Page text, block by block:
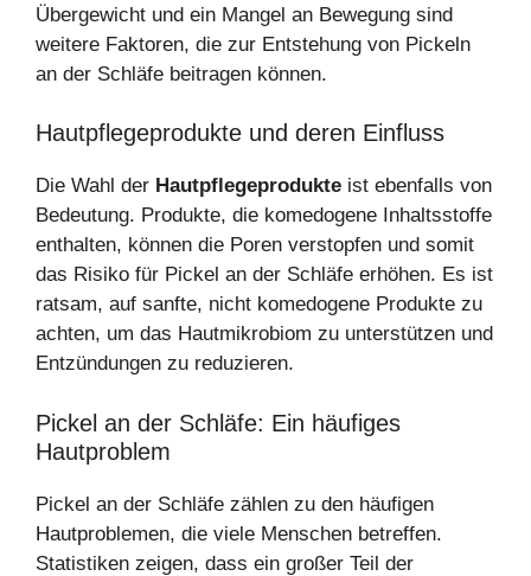
Übergewicht und ein Mangel an Bewegung sind
weitere Faktoren, die zur Entstehung von Pickeln
an der Schläfe beitragen können.
Hautpflegeprodukte und deren Einfluss
Die Wahl der Hautpflegeprodukte ist ebenfalls von
Bedeutung. Produkte, die komedogene Inhaltsstoffe
enthalten, können die Poren verstopfen und somit
das Risiko für Pickel an der Schläfe erhöhen. Es ist
ratsam, auf sanfte, nicht komedogene Produkte zu
achten, um das Hautmikrobiom zu unterstützen und
Entzündungen zu reduzieren.
Pickel an der Schläfe: Ein häufiges
Hautproblem
Pickel an der Schläfe zählen zu den häufigen
Hautproblemen, die viele Menschen betreffen.
Statistiken zeigen, dass ein großer Teil der